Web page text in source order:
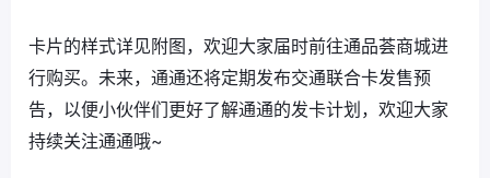
卡片的样式详见附图，欢迎大家届时前往通品荟商城进
行购买。未来，通通还将定期发布交通联合卡发售预
告，以便小伙伴们更好了解通通的发卡计划，欢迎大家
持续关注通通哦~